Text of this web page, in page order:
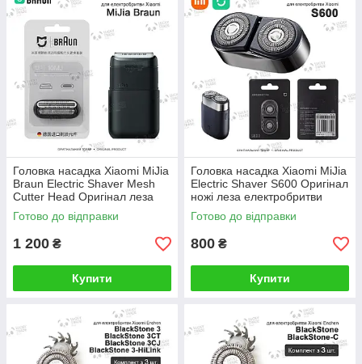
Головка насадка Xiaomi MiJia
Braun Electric Shaver Mesh
Cutter Head Оригінал леза
Чорний (10MJ BHR4462RT)
Готово до відправки
1 200 ₴
Купити
Головка насадка Xiaomi MiJia
Electric Shaver S600 Оригінал
ножі леза електробритви
Чорний (S600 BHR5926CN)
Готово до відправки
800 ₴
Купити